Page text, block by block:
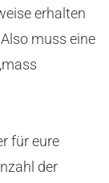
erhalten
muss eine
für eure
der